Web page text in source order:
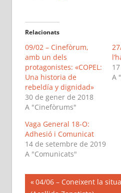
Relacionats
09/02 – Cinefòrum,
amb un dels
protagonistes: «COPEL:
Una historia de
rebeldía y dignidad»
30 de gener de 2018
A "Cinefòrums"
A
Vaga General 18-O:
Adhesió i Comunicat
14 de setembre de 2019
A "Comunicats"
Navegació
Previous
04/06 – Coneixent la